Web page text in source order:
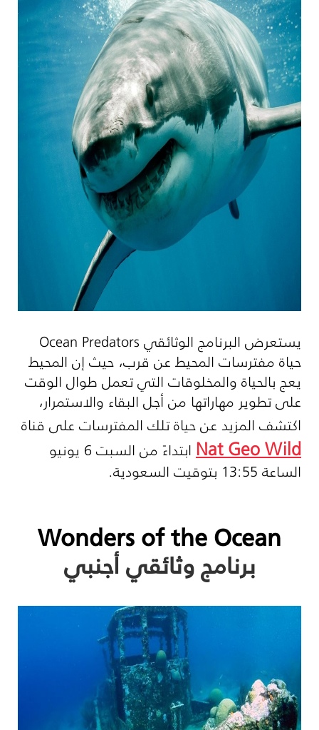
يستعرض البرنامج الوثائقيOcean Predators
حياة مفترسات المحيط عن قرب، حيث إن المحيط
يعج بالحياة والمخلوقات التي تعمل طوال الوقت
على تطوير مهاراتها من أجل البقاء والاستمرار،
اكتشف المزيد عن حياة تلك المفترسات على قناة
Nat Geo Wild ابتداءً من السبت 6 يونيو
الساعة 13:55 بتوقيت السعودية.
Wonders of the Ocean
برنامج وثائقي أجنبي